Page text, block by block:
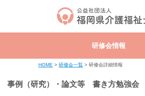
研修会情報
HOME > 研修会一覧 > 研修会詳細情報
事例（研究）・論文等 書き方勉強会